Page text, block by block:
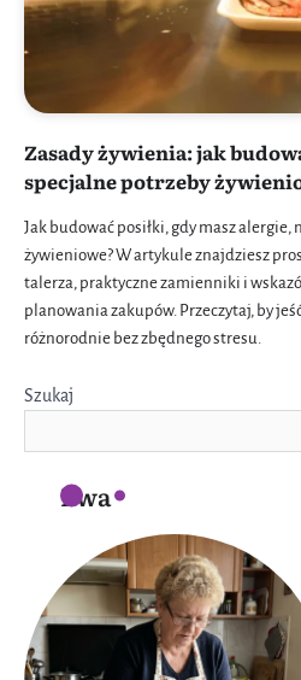
Zasady żywienia: jak
specjalne potrzeby
Jak budować posiłki, gdy masz
żywieniowe? W artykule znajdziesz
talerza, praktyczne zamienniki i
planowania zakupów. Przeczytaj, by
różnorodnie bez zbędnego stresu.
Szukaj
Ewa